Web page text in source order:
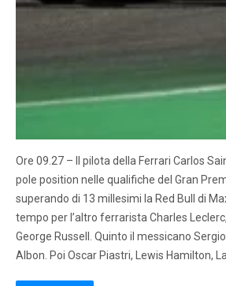
Ore 09.27 – Il pilota della Ferrari Carlos
pole position nelle qualifiche del Gran
superando di 13 millesimi la Red Bull di
tempo per l’altro ferrarista Charles
George Russell. Quinto il messicano
Albon. Poi Oscar Piastri, Lewis Hamilton,